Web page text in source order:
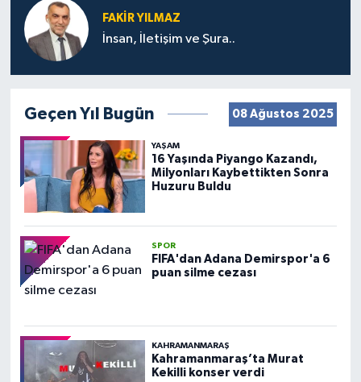
FAKIR YILMAZ
İnsan, İletişim ve Şura..
Geçen Yıl Bugün 08 Ağustos 2025
YAŞAM
16 Yaşında Piyango Kazandı,
Milyonları Kaybettikten Sonra
Huzuru Buldu
SPOR
FIFA'dan Adana Demirspor'a 6
puan silme cezası
KAHRAMANMARAŞ
Kahramanmaraş’ta Murat
Kekilli konser verdi